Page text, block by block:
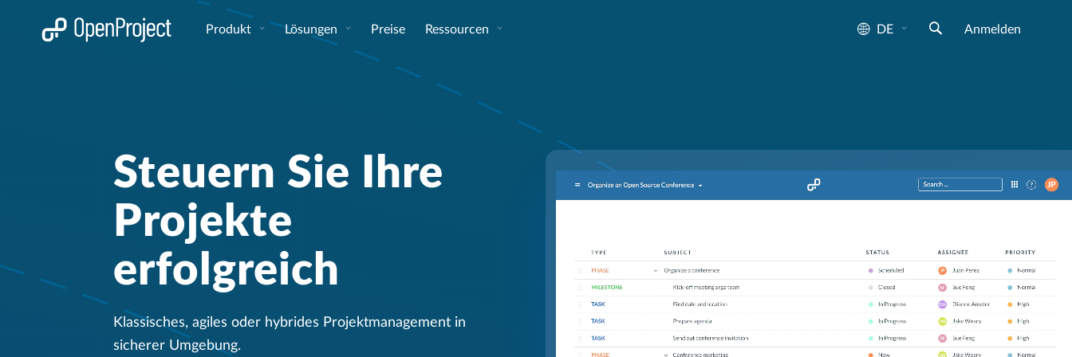
Produkt Lösungen Preise Ressourcen DE Anmelden
Steuern Sie Ihre
Projekte
erfolgreich
Klassisches, agiles oder hybrides Projektmanagement in
sicherer Umgebung.